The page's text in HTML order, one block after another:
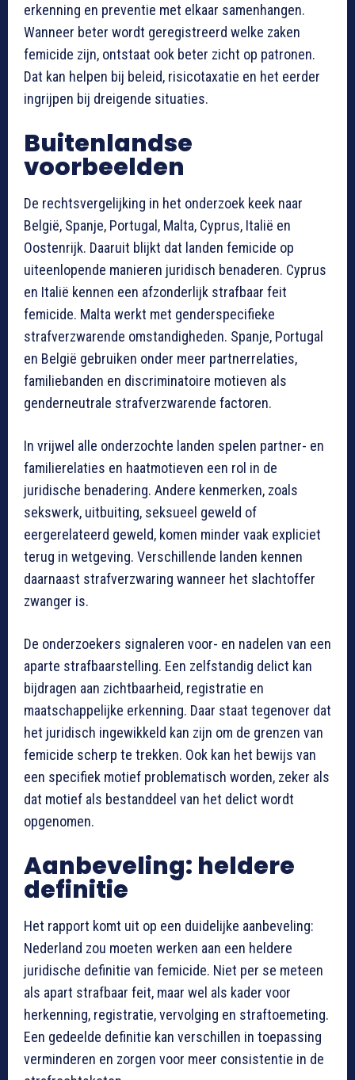
erkenning en preventie met elkaar samenhangen.
Wanneer beter wordt geregistreerd welke zaken
femicide zijn, ontstaat ook beter zicht op patronen.
Dat kan helpen bij beleid, risicotaxatie en het eerder
ingrijpen bij dreigende situaties.
Buitenlandse
voorbeelden
De rechtsvergelijking in het onderzoek keek naar
België, Spanje, Portugal, Malta, Cyprus, Italië en
Oostenrijk. Daaruit blijkt dat landen femicide op
uiteenlopende manieren juridisch benaderen. Cyprus
en Italië kennen een afzonderlijk strafbaar feit
femicide. Malta werkt met genderspecifieke
strafverzwarende omstandigheden. Spanje, Portugal
en België gebruiken onder meer partnerrelaties,
familiebanden en discriminatoire motieven als
genderneutrale strafverzwarende factoren.
In vrijwel alle onderzochte landen spelen partner- en
familierelaties en haatmotieven een rol in de
juridische benadering. Andere kenmerken, zoals
sekswerk, uitbuiting, seksueel geweld of
eergerelateerd geweld, komen minder vaak expliciet
terug in wetgeving. Verschillende landen kennen
daarnaast strafverzwaring wanneer het slachtoffer
zwanger is.
De onderzoekers signaleren voor- en nadelen van een
aparte strafbaarstelling. Een zelfstandig delict kan
bijdragen aan zichtbaarheid, registratie en
maatschappelijke erkenning. Daar staat tegenover dat
het juridisch ingewikkeld kan zijn om de grenzen van
femicide scherp te trekken. Ook kan het bewijs van
een specifiek motief problematisch worden, zeker als
dat motief als bestanddeel van het delict wordt
opgenomen.
Aanbeveling: heldere
definitie
Het rapport komt uit op een duidelijke aanbeveling:
Nederland zou moeten werken aan een heldere
juridische definitie van femicide. Niet per se meteen
als apart strafbaar feit, maar wel als kader voor
herkenning, registratie, vervolging en straftoemeting.
Een gedeelde definitie kan verschillen in toepassing
verminderen en zorgen voor meer consistentie in de